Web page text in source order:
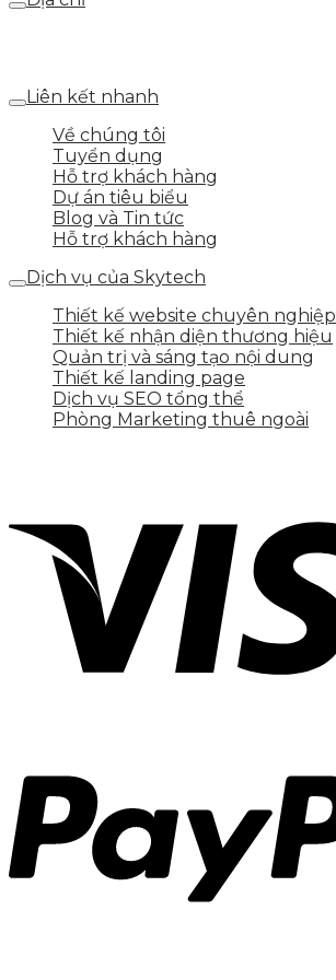
Liên kết nhanh
Về chúng tôi
Tuyển dụng
Hỗ trợ khách hàng
Dự án tiêu biểu
Blog và Tin tức
Hỗ trợ khách hàng
Dịch vụ của Skytech
Thiết kế website chuyên nghiệp
Thiết kế nhận diện thương hiệu
Quản trị và sáng tạo nội dung
Thiết kế landing page
Dịch vụ SEO tổng thể
Phòng Marketing thuê ngoài